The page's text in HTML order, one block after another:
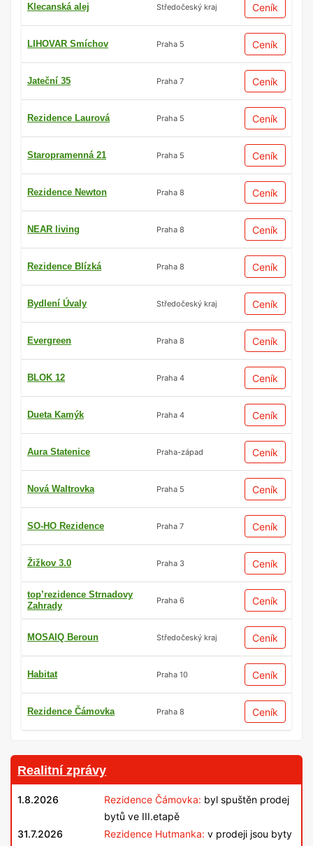
Klecanská alej Středočeský kraj Ceník
LIHOVAR Smíchov Praha 5 Ceník
Jateční 35 Praha 7 Ceník
Rezidence Laurová Praha 5 Ceník
Staropramenná 21 Praha 5 Ceník
Rezidence Newton Praha 8 Ceník
NEAR living Praha 8 Ceník
Rezidence Blízká Praha 8 Ceník
Bydlení Úvaly Středočeský kraj Ceník
Evergreen Praha 8 Ceník
BLOK 12 Praha 4 Ceník
Dueta Kamýk Praha 4 Ceník
Aura Statenice Praha-západ Ceník
Nová Waltrovka Praha 5 Ceník
SO-HO Rezidence Praha 7 Ceník
Žižkov 3.0 Praha 3 Ceník
top’rezidence Strnadovy
Zahrady
Praha 6 Ceník
MOSAIQ Beroun Středočeský kraj Ceník
Habitat Praha 10 Ceník
Rezidence Čámovka Praha 8 Ceník
Realitní zprávy
1.8.2026 Rezidence Čámovka: byl spuštěn prodej
bytů ve III.etapě
31.7.2026
Rezidence Hutmanka: v prodeji jsou byty